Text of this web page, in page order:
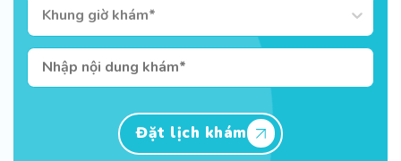
Khung giờ khám*
Đặt lịch khám